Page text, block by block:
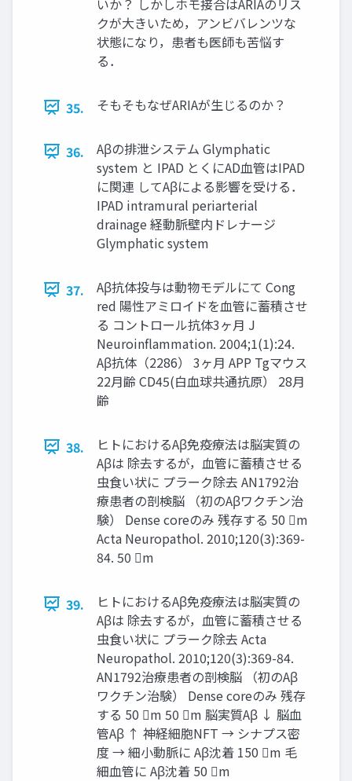
クが大きいため，アンビバレンツな
状態になり，患者も医師も苦悩す
る．
35. そもそもなぜARIAが生じるのか？
36.
Aβの排泄システム Glymphatic
system と IPAD とくにAD血管はIPAD
に関連 してAβによる影響を受ける．
IPAD intramural periarterial
drainage 経動脈壁内ドレナージ
Glymphatic system
37.
Aβ抗体投与は動物モデルにて Cong
red 陽性アミロイドを血管に蓄積させ
る コントロール抗体3ヶ月 J
Neuroinflammation. 2004;1(1):24.
Aβ抗体（2286） 3ヶ月 APP Tgマウス
22月齢 CD45(白血球共通抗原） 28月
齢
38.
ヒトにおけるAβ免疫療法は脳実質の
Aβは 除去するが，血管に蓄積させる
虫食い状に プラーク除去 AN1792治
療患者の剖検脳 （初のAβワクチン治
験） Dense coreのみ 残存する 50 m
Acta Neuropathol. 2010;120(3):369-
84. 50 m
39.
ヒトにおけるAβ免疫療法は脳実質の
Aβは 除去するが，血管に蓄積させる
虫食い状に プラーク除去 Acta
Neuropathol. 2010;120(3):369-84.
AN1792治療患者の剖検脳 （初のAβ
ワクチン治験） Dense coreのみ 残存
する 50 m 50 m 脳実質Aβ ↓ 脳血
管Aβ ↑ 神経細胞NFT → シナプス密
度 → 細小動脈に Aβ沈着 150 m 毛
細血管に Aβ沈着 50 m